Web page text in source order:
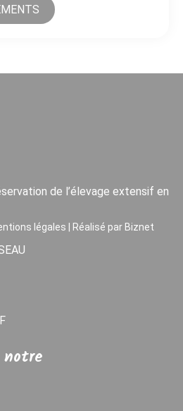
et l’Environnement
s’adresse à l’ensemble des
de l’élevage extensif en
légales | Réalisé par Biznet